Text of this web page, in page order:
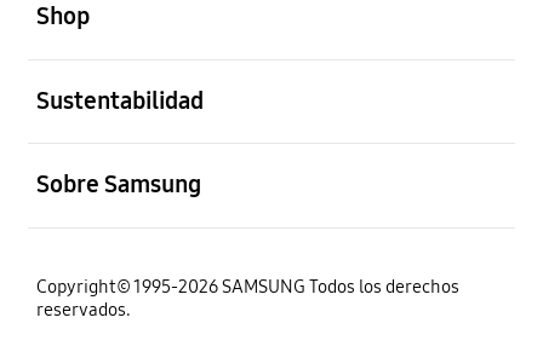
Shop
Sustentabilidad
Sobre Samsung
Copyright© 1995-2026 SAMSUNG Todos los derechos
reservados.